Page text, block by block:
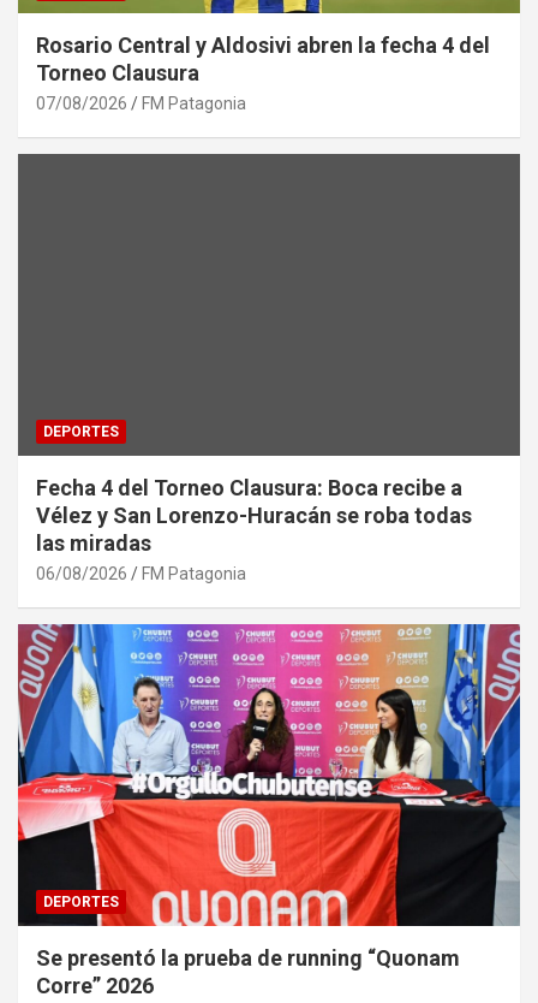
Rosario Central y Aldosivi abren la fecha 4 del
Torneo Clausura
07/08/2026 FM Patagonia
DEPORTES
Fecha 4 del Torneo Clausura: Boca recibe a
Vélez y San Lorenzo-Huracán se roba todas
las miradas
06/08/2026 FM Patagonia
DEPORTES
Se presentó la prueba de running “Quonam
Corre” 2026